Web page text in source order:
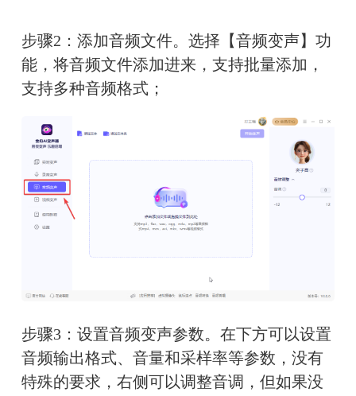
步骤2：添加音频文件。选择【音频变声】功
能，将音频文件添加进来，支持批量添加，
支持多种音频格式；
步骤3：设置音频变声参数。在下方可以设置
音频输出格式、音量和采样率等参数，没有
特殊的要求，右侧可以调整音调，但如果没